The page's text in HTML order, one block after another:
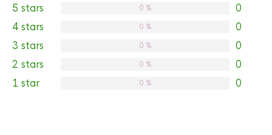
5 stars 0
0 %
4 stars 0
0 %
3 stars 0
0 %
2 stars 0
0 %
1 star 0
0 %